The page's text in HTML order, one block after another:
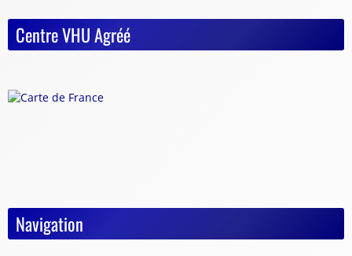
Centre VHU Agréé
Navigation